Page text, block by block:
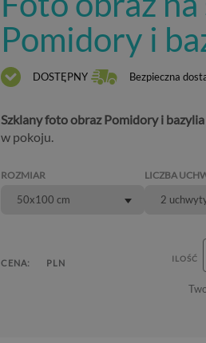
Pomidory i
DOSTĘPNY Bezpieczna
Szklany foto obraz Pomidory i bazylia
w pokoju.
ROZMIAR
50x100 cm
LICZBA
2
CENA: PLN ILOŚĆ